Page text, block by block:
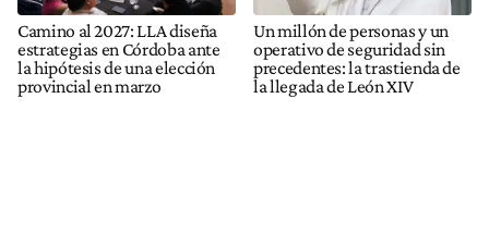
Camino al 2027: LLA diseña
estrategias en Córdoba ante
la hipótesis de una elección
provincial en marzo
Un millón de personas y un
operativo de seguridad sin
precedentes: la trastienda de
la llegada de León XIV